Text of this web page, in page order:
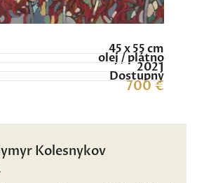
45 x 55 cm
olej / plátno
2021
Dostupný
700 €
Kolesnykov